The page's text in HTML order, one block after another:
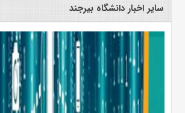
سایر اخبار دانشگاه بیرجند